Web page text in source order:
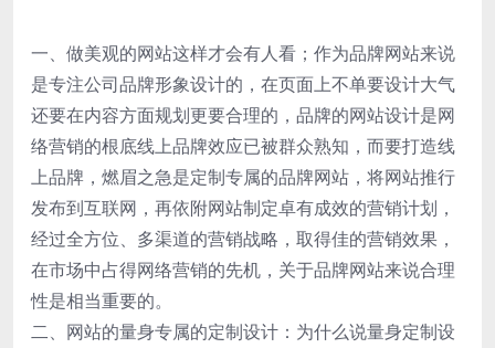
一、做美观的网站这样才会有人看；作为品牌网站来说
是专注公司品牌形象设计的，在页面上不单要设计大气
还要在内容方面规划更要合理的，品牌的网站设计是网
络营销的根底线上品牌效应已被群众熟知，而要打造线
上品牌，燃眉之急是定制专属的品牌网站，将网站推行
发布到互联网，再依附网站制定卓有成效的营销计划，
经过全方位、多渠道的营销战略，取得佳的营销效果，
在市场中占得网络营销的先机，关于品牌网站来说合理
性是相当重要的。
二、网站的量身专属的定制设计：为什么说量身定制设